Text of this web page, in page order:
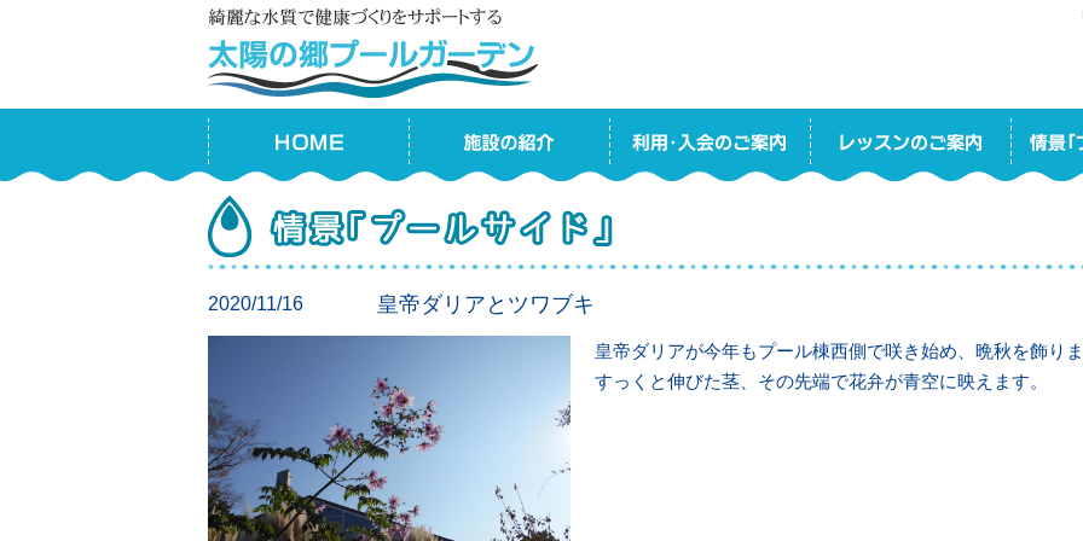
2020/11/16 皇帝ダリアとツワブキ
皇帝ダリアが今年もプール棟西側で咲き始め、晩秋を飾り
すっくと伸びた茎、その先端で花弁が青空に映えます。